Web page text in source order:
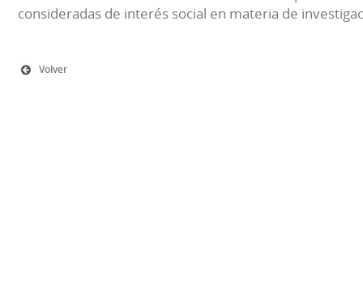
consideradas de interés social en materia de
Volver